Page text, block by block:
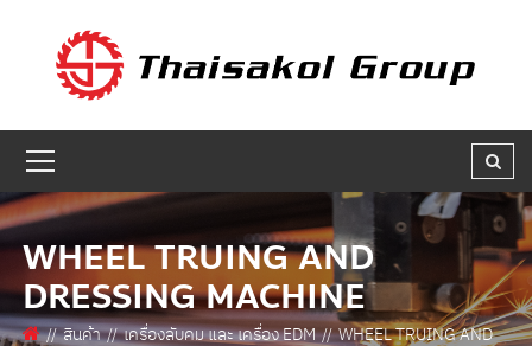
GET A QUOTE
ชื่อบริษัท :
เบอร์ติดต่อกลับ * :
WHEEL TRUING AND
DRESSING MACHINE
สินค้า เครื่องลับคม และ เครื่อง EDM
WHEEL TRUING AND